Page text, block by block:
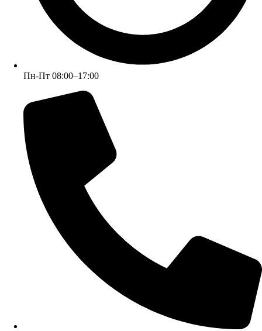
Пн-Пт 08:00–17:00
Пн-Пт 08:00–17:00